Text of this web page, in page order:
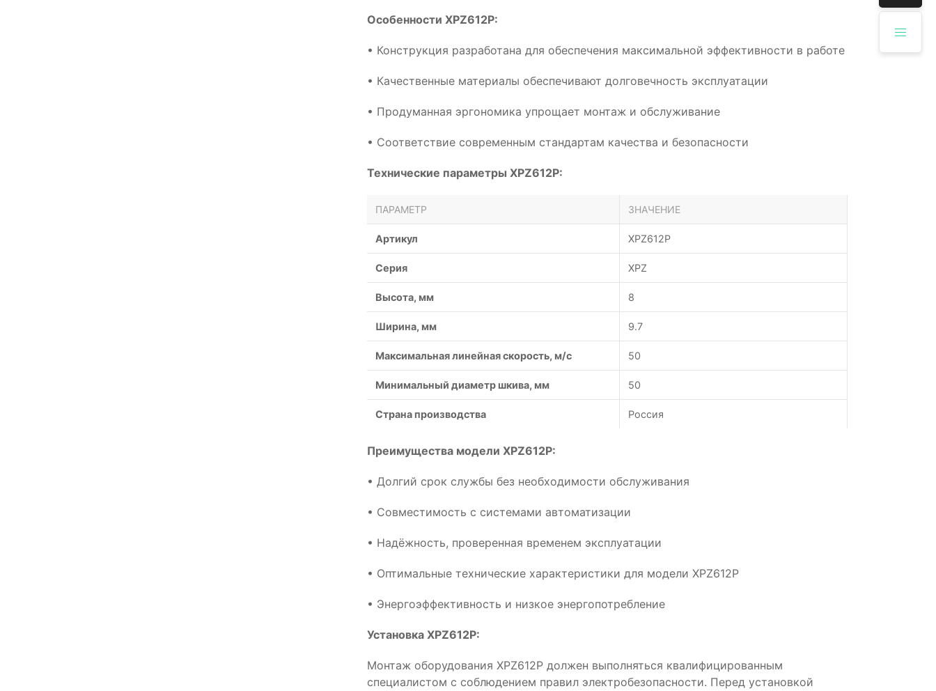
Особенности XPZ612P:
• Конструкция разработана для обеспечения максимальной эффективности в работе
• Качественные материалы обеспечивают долговечность эксплуатации
• Продуманная эргономика упрощает монтаж и обслуживание
• Соответствие современным стандартам качества и безопасности
Технические параметры XPZ612P:
ПАРАМЕТР ЗНАЧЕНИЕ
Артикул XPZ612P
Серия XPZ
Высота, мм 8
Ширина, мм 9.7
Максимальная линейная скорость, м/с 50
Минимальный диаметр шкива, мм 50
Страна производства Россия
Преимущества модели XPZ612P:
• Долгий срок службы без необходимости обслуживания
• Совместимость с системами автоматизации
• Надёжность, проверенная временем эксплуатации
• Оптимальные технические характеристики для модели XPZ612P
• Энергоэффективность и низкое энергопотребление
Установка XPZ612P:
Монтаж оборудования XPZ612P должен выполняться квалифицированным
специалистом с соблюдением правил электробезопасности. Перед установкой